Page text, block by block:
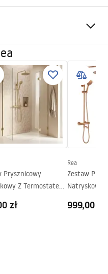
szczotkowany
in
brąz 8mm
brodziku lub posadzce
mm
Prysznicowy
Z Termostatem
zł
Rea
Zestaw
Natryskowy
999,00 zł